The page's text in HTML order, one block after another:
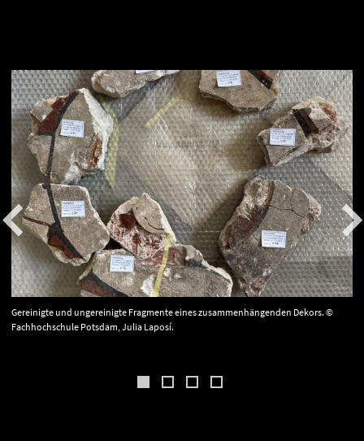
Gereinigte und ungereinigte Fragmente eines zusammenhängenden Dekors. ©
Fachhochschule Potsdam, Julia Laposí.